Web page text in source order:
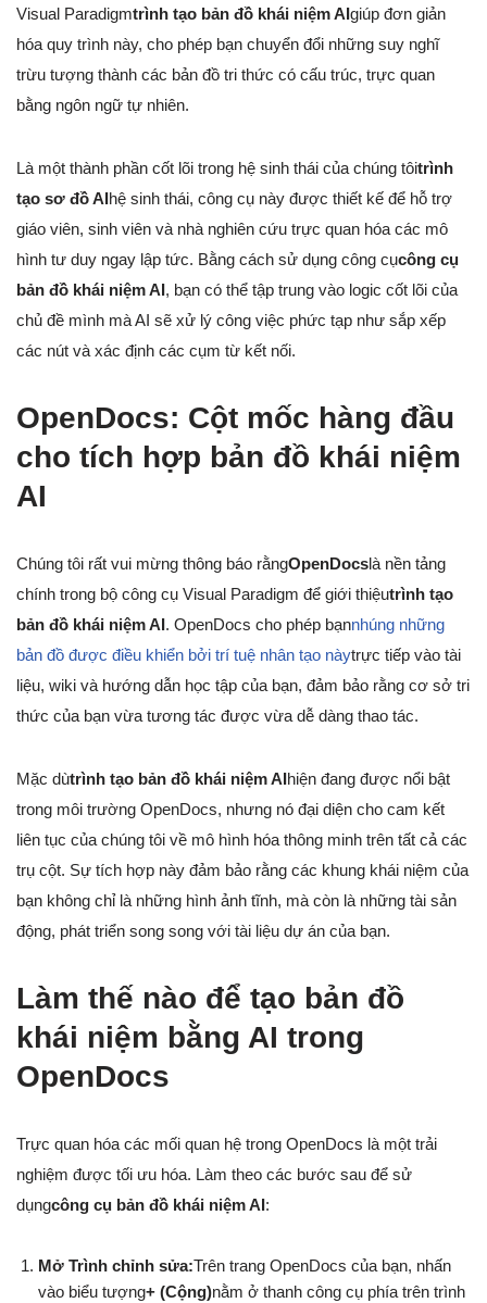
Visual Paradigmtrình tạo bản đồ khái niệm AIgiúp đơn giản
hóa quy trình này, cho phép bạn chuyển đổi những suy nghĩ
trừu tượng thành các bản đồ tri thức có cấu trúc, trực quan
bằng ngôn ngữ tự nhiên.
Là một thành phần cốt lõi trong hệ sinh thái của chúng tôitrình
tạo sơ đồ AIhệ sinh thái, công cụ này được thiết kế để hỗ trợ
giáo viên, sinh viên và nhà nghiên cứu trực quan hóa các mô
hình tư duy ngay lập tức. Bằng cách sử dụng công cụcông cụ
bản đồ khái niệm AI, bạn có thể tập trung vào logic cốt lõi của
chủ đề mình mà AI sẽ xử lý công việc phức tạp như sắp xếp
các nút và xác định các cụm từ kết nối.
OpenDocs: Cột mốc hàng đầu
cho tích hợp bản đồ khái niệm
AI
Chúng tôi rất vui mừng thông báo rằngOpenDocslà nền tảng
chính trong bộ công cụ Visual Paradigm để giới thiệutrình tạo
bản đồ khái niệm AI. OpenDocs cho phép bạnnhúng những
bản đồ được điều khiển bởi trí tuệ nhân tạo nàytrực tiếp vào tài
liệu, wiki và hướng dẫn học tập của bạn, đảm bảo rằng cơ sở tri
thức của bạn vừa tương tác được vừa dễ dàng thao tác.
Mặc dùtrình tạo bản đồ khái niệm AIhiện đang được nổi bật
trong môi trường OpenDocs, nhưng nó đại diện cho cam kết
liên tục của chúng tôi về mô hình hóa thông minh trên tất cả các
trụ cột. Sự tích hợp này đảm bảo rằng các khung khái niệm của
bạn không chỉ là những hình ảnh tĩnh, mà còn là những tài sản
động, phát triển song song với tài liệu dự án của bạn.
Làm thế nào để tạo bản đồ
khái niệm bằng AI trong
OpenDocs
Trực quan hóa các mối quan hệ trong OpenDocs là một trải
nghiệm được tối ưu hóa. Làm theo các bước sau để sử
dụngcông cụ bản đồ khái niệm AI:
Mở Trình chỉnh sửa:Trên trang OpenDocs của bạn, nhấn
vào biểu tượng+ (Cộng)nằm ở thanh công cụ phía trên trình